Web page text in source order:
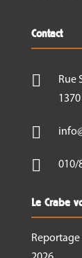
Contact

Rue

 010/
Le Crabe
Reportage